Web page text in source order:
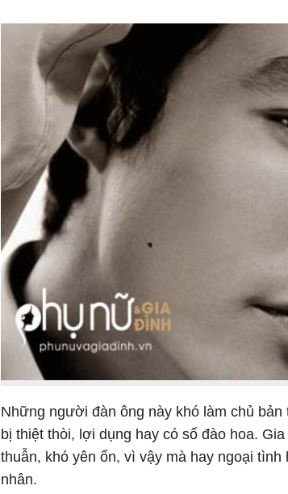
Những người đàn ông này khó làm chủ
bị thiệt thòi, lợi dụng hay có số đào hoa.
thuẫn, khó yên ổn, vì vậy mà hay ngoại
nhân.